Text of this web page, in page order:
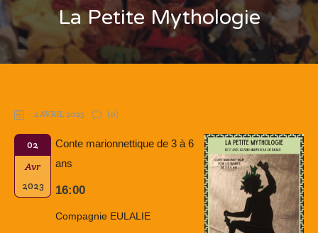
La Petite Mythologie
2 AVRIL 2023 (0)
02
Avr
2023
Conte marionnettique de 3 à 6
ans
16:00
Compagnie EULALIE